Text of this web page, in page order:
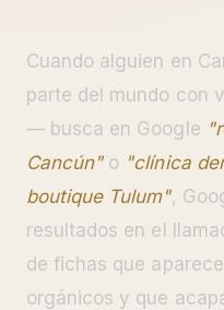
Cuando alguien en
parte del mundo con
— busca en Google
Cancún"o "clínica
boutique Tulum",
resultados en el
de fichas que
orgánicos y que